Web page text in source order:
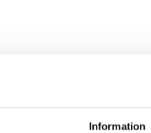
Information